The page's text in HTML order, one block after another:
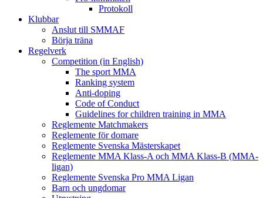
Protokoll
Klubbar
Anslut till SMMAF
Börja träna
Regelverk
Competition (in English)
The sport MMA
Ranking system
Anti-doping
Code of Conduct
Guidelines for children training in MMA
Reglemente Matchmakers
Reglemente för domare
Reglemente Svenska Mästerskapet
Reglemente MMA Klass-A och MMA Klass-B (MMA-
ligan)
Reglemente Svenska Pro MMA Ligan
Barn och ungdomar